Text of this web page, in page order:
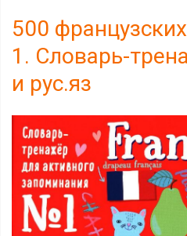
500
1. Словарь-
и рус.яз